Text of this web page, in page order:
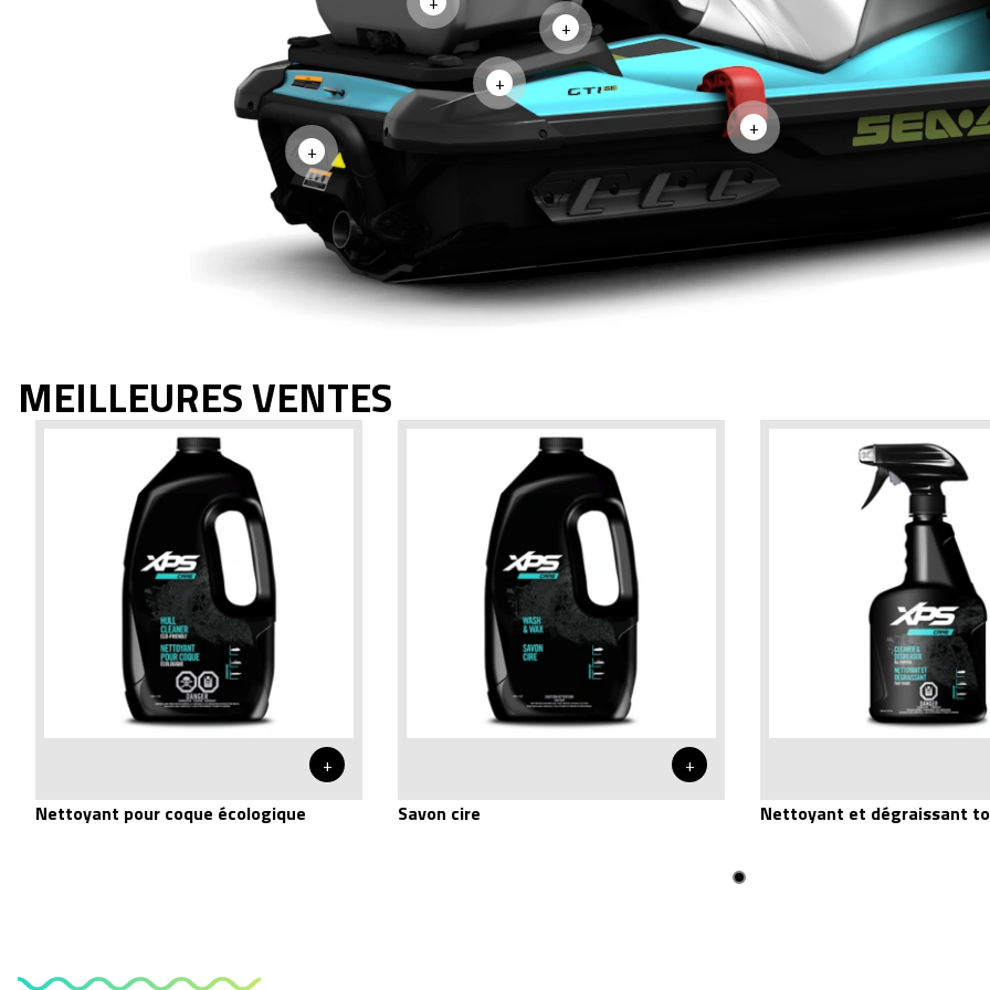
+
+
+
+
MEILLEURES VENTES
+
Nettoyant pour coque écologique
+
Savon cire
Nettoyant et dégraissant